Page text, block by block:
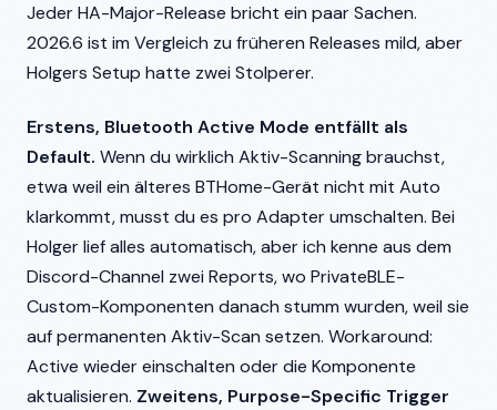
Jeder HA-Major-Release bricht ein paar Sachen.
2026.6 ist im Vergleich zu früheren Releases mild, aber
Holgers Setup hatte zwei Stolperer.
Erstens, Bluetooth Active Mode entfällt als
Default. Wenn du wirklich Aktiv-Scanning brauchst,
etwa weil ein älteres BTHome-Gerät nicht mit Auto
klarkommt, musst du es pro Adapter umschalten. Bei
Holger lief alles automatisch, aber ich kenne aus dem
Discord-Channel zwei Reports, wo PrivateBLE-
Custom-Komponenten danach stumm wurden, weil sie
auf permanenten Aktiv-Scan setzen. Workaround:
Active wieder einschalten oder die Komponente
aktualisieren. Zweitens, Purpose-Specific Trigger